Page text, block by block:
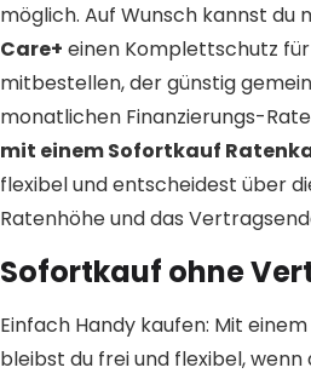
möglich. Auf Wunsch kannst du
Care+ einen Komplettschutz
mitbestellen, der günstig
monatlichen Finanzierungs-
mit einem Sofortkauf
flexibel und entscheidest über
Ratenhöhe und das
Sofortkauf ohne
Einfach Handy kaufen: Mit einem
bleibst du frei und flexibel, wenn